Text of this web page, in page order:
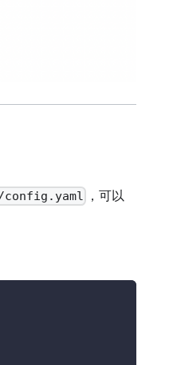
，可以